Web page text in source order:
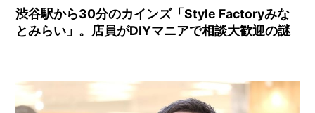
渋谷駅から30分のカインズ「Style Factoryみな
とみらい」。店員がDIYマニアで相談大歓迎の謎